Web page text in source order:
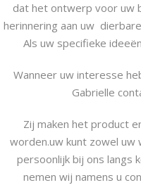
dat het ontwerp voor uw
herinnering aan uw
Als uw specifieke
Wanneer uw interesse
Gabrielle
Zij maken het product
worden.uw kunt zowel uw
persoonlijk bij ons langs
nemen wij namens u